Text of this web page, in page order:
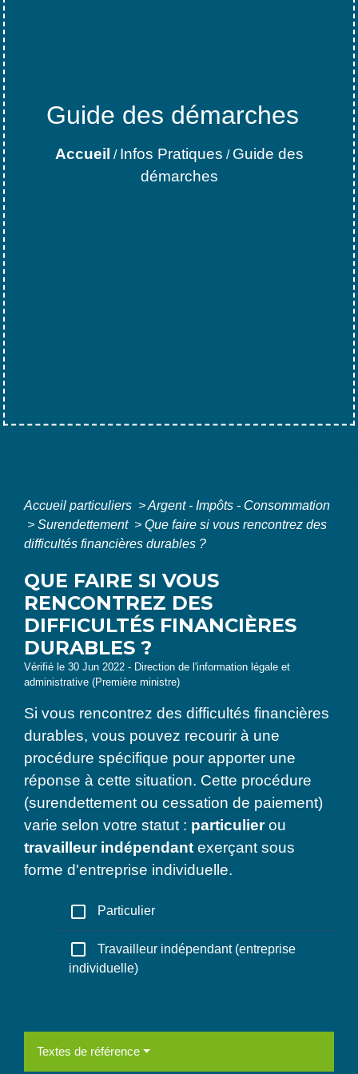
Guide des démarches
Accueil / Infos Pratiques / Guide des
démarches
Accueil particuliers >Argent - Impôts - Consommation
> Surendettement > Que faire si vous rencontrez des
difficultés financières durables ?
QUE FAIRE SI VOUS
RENCONTREZ DES
DIFFICULTÉS FINANCIÈRES
DURABLES ?
Vérifié le 30 Jun 2022 - Direction de l'information légale et
administrative (Première ministre)
Si vous rencontrez des difficultés financières
durables, vous pouvez recourir à une
procédure spécifique pour apporter une
réponse à cette situation. Cette procédure
(surendettement ou cessation de paiement)
varie selon votre statut : particulierou
travailleur indépendant exerçant sous
forme d'entreprise individuelle.
check_box_outline_blank Particulier
check_box_outline_blank
Travailleur indépendant (entreprise
individuelle)
Textes de référence